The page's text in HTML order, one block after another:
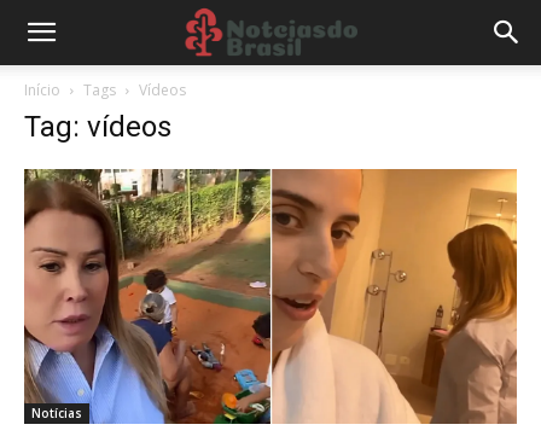
Início Tags Vídeos
Tag: vídeos
Notícias